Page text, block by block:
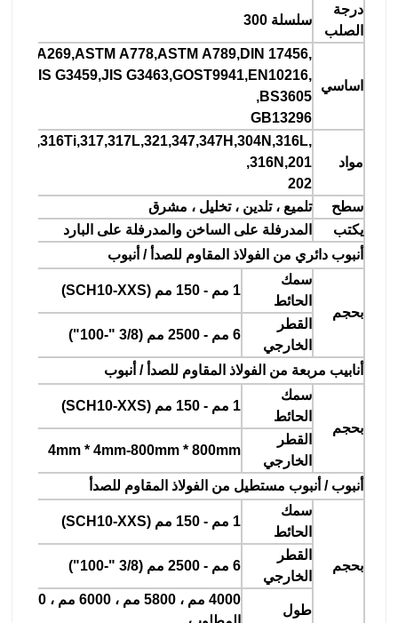
درجة
الصلب
سلسلة 300
اساسي
A269,ASTM A778,ASTM A789,DIN 17456,
G3459,JIS G3463,GOST9941,EN10216,
BS3605,
GB13296
مواد
316N,201,
202
سطح
تلميع ، تلدين ، تخليل ، مشرق
يكتب
المدرفلة على الساخن والمدرفلة على البارد
أنبوب دائري من الفولاذ المقاوم للصدأ / أنبوب
بحجم
سمك
الحائط
1 مم - 150 مم (SCH10-XXS)
القطر
الخارجي
6 مم - 2500 مم (3/8 "-100")
أنابيب مربعة من الفولاذ المقاوم للصدأ / أنبوب
بحجم
سمك
الحائط
1 مم - 150 مم (SCH10-XXS)
القطر
الخارجي
4mm * 4mm-800mm * 800mm
أنبوب / أنبوب مستطيل من الفولاذ المقاوم للصدأ
بحجم
سمك
الحائط
1 مم - 150 مم (SCH10-XXS)
القطر
الخارجي
6 مم - 2500 مم (3/8 "-100")
طول